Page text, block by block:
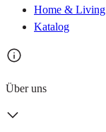
Home & Living
Katalog
Über uns